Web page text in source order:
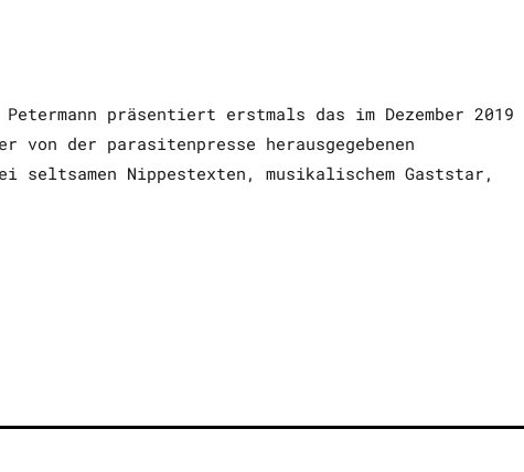
präsentiert erstmals das im Dezember 2019
von der parasitenpresse herausgegebenen
Nippestexten, musikalischem Gaststar,